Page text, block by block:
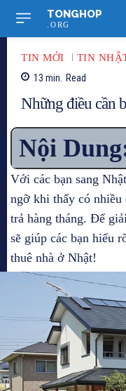
TONGHOP
.ORG
TIN MỚI
TIN
13 min. Read
Những điều cần
Nội
Với các bạn sang
ngỡ khi thấy có nhiều
trả hàng tháng. Để
sẽ giúp các bạn hiểu
thuê nhà ở Nhật!